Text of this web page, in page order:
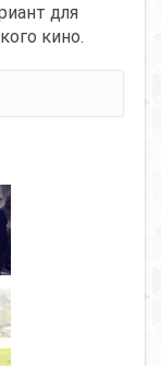
для
кино.